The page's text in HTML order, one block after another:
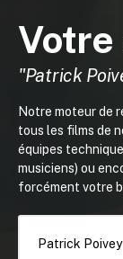
Votre
"Patrick
Notre moteur de
tous les films de
équipes
musiciens) ou
forcément votre